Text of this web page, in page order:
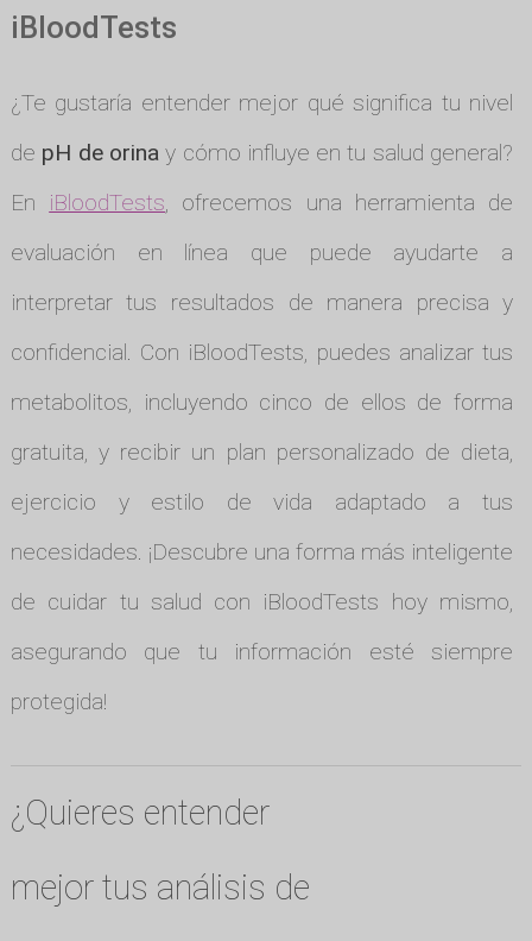
iBloodTests
¿Te gustaría entender mejor qué significa tu nivel
de pH de orinay cómo influye en tu salud general?
En iBloodTests, ofrecemos una herramienta de
evaluación en línea que puede ayudarte a
interpretar tus resultados de manera precisa y
confidencial. Con iBloodTests, puedes analizar tus
metabolitos, incluyendo cinco de ellos de forma
gratuita, y recibir un plan personalizado de dieta,
ejercicio y estilo de vida adaptado a tus
necesidades. ¡Descubre una forma más inteligente
de cuidar tu salud con iBloodTests hoy mismo,
asegurando que tu información esté siempre
protegida!
¿Quieres entender
mejor tus análisis de